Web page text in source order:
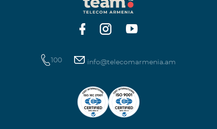
100 info@telecomarmenia.am